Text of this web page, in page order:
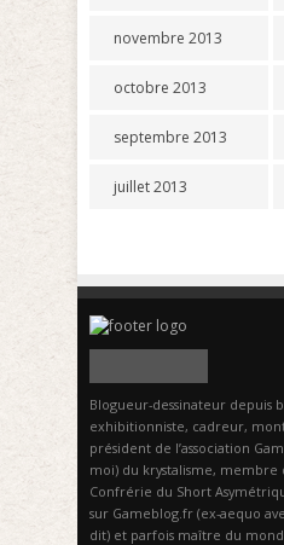
novembre 2013
octobre 2013
septembre 2013
juillet 2013
Blogueur-dessinateur depuis
exhibitionniste, cadreur,
président de l’association
moi) du krystalisme, membre
Confrérie du Short
sur Gameblog.fr (ex-aequo
dit) et parfois maître du